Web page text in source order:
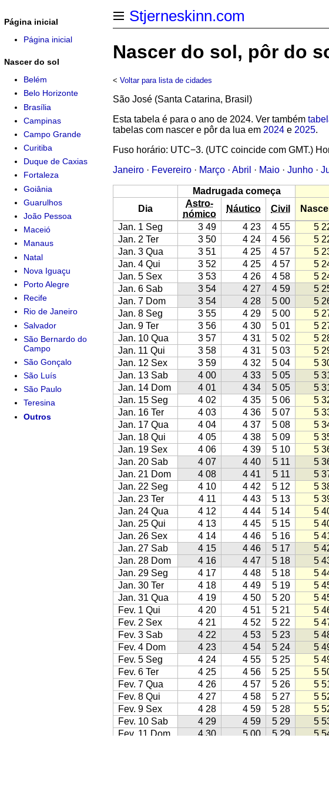
Stjerneskinn.com
Nascer do sol, pôr do
< Voltar para lista de cidades
São José (Santa Catarina, Brasil)
Esta tabela é para o ano de 2024. Ver também
tabelas com nascer e pôr da lua em 2024 e 2025.
Fuso horário: UTC−3. (UTC coincide com GMT.)
Janeiro · Fevereiro · Março · Abril · Maio · Junho ·
Madrugada começa
Dia
Astro-
nómico
Náutico Civil
Jan. 1 Seg
3 49 4 23 4 55 5
Jan. 2 Ter
3 50 4 24 4 56 5
Jan. 3 Qua
3 51 4 25 4 57 5
Jan. 4 Qui
3 52 4 25 4 57 5
Jan. 5 Sex
3 53 4 26 4 58 5
Jan. 6 Sab
3 54 4 27 4 59 5
Jan. 7 Dom
3 54 4 28 5 00 5
Jan. 8 Seg
3 55 4 29 5 00 5
Jan. 9 Ter
3 56 4 30 5 01 5
Jan. 10 Qua
3 57 4 31 5 02 5
Jan. 11 Qui
3 58 4 31 5 03 5
Jan. 12 Sex
3 59 4 32 5 04 5
Jan. 13 Sab
4 00 4 33 5 05 5
Jan. 14 Dom
4 01 4 34 5 05 5
Jan. 15 Seg
4 02 4 35 5 06 5
Jan. 16 Ter
4 03 4 36 5 07 5
Jan. 17 Qua
4 04 4 37 5 08 5
Jan. 18 Qui
4 05 4 38 5 09 5
Jan. 19 Sex
4 06 4 39 5 10 5
Jan. 20 Sab
4 07 4 40 5 11 5
Jan. 21 Dom
4 08 4 41 5 11 5
Jan. 22 Seg
4 10 4 42 5 12 5
Jan. 23 Ter
4 11 4 43 5 13 5
Jan. 24 Qua
4 12 4 44 5 14 5
Jan. 25 Qui
4 13 4 45 5 15 5
Jan. 26 Sex
4 14 4 46 5 16 5
Jan. 27 Sab
4 15 4 46 5 17 5
Jan. 28 Dom
4 16 4 47 5 18 5
Jan. 29 Seg
4 17 4 48 5 18 5
Jan. 30 Ter
4 18 4 49 5 19 5
Jan. 31 Qua
4 19 4 50 5 20 5
Fev. 1 Qui
4 20 4 51 5 21 5
Fev. 2 Sex
4 21 4 52 5 22 5
Fev. 3 Sab
4 22 4 53 5 23 5
Fev. 4 Dom
4 23 4 54 5 24 5
Fev. 5 Seg
4 24 4 55 5 25 5
Fev. 6 Ter
4 25 4 56 5 25 5
Fev. 7 Qua
4 26 4 57 5 26 5
Fev. 8 Qui
4 27 4 58 5 27 5
Fev. 9 Sex
4 28 4 59 5 28 5
Fev. 10 Sab
4 29 4 59 5 29 5
Fev. 11 Dom
4 30 5 00 5 29 5
Página inicial
Página inicial
Nascer do sol
Belém
Belo Horizonte
Brasília
Campinas
Campo Grande
Curitiba
Duque de Caxias
Fortaleza
Goiânia
Guarulhos
João Pessoa
Maceió
Manaus
Natal
Nova Iguaçu
Porto Alegre
Recife
Rio de Janeiro
Salvador
São Bernardo do
Campo
São Gonçalo
São Luís
São Paulo
Teresina
Outros